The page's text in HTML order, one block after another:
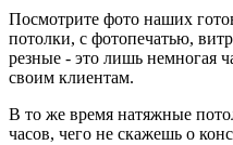
Посмотрите фото наших
потолки, с фотопечатью,
резные - это лишь немногая
своим клиентам.
В то же время натяжные
часов, чего не скажешь о